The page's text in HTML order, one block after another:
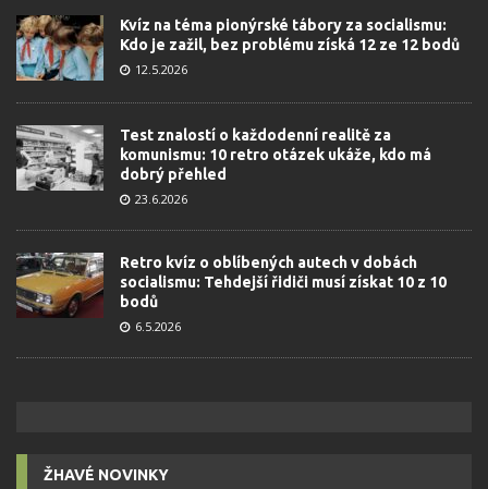
Kvíz na téma pionýrské tábory za socialismu:
Kdo je zažil, bez problému získá 12 ze 12 bodů
12.5.2026
Test znalostí o každodenní realitě za
komunismu: 10 retro otázek ukáže, kdo má
dobrý přehled
23.6.2026
Retro kvíz o oblíbených autech v dobách
socialismu: Tehdejší řidiči musí získat 10 z 10
bodů
6.5.2026
ŽHAVÉ NOVINKY